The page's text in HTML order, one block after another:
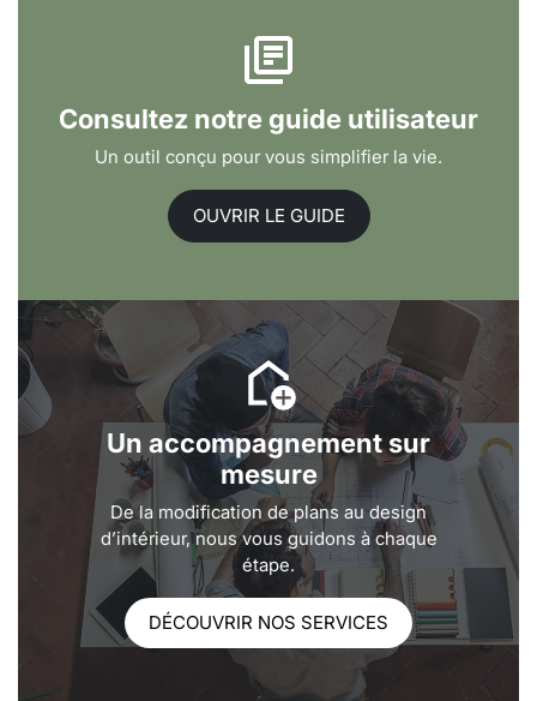
Consultez notre guide utilisateur
Un outil conçu pour vous simplifier la vie.
OUVRIR LE GUIDE
Un accompagnement sur
mesure
De la modification de plans au design
d’intérieur, nous vous guidons à chaque
étape.
DÉCOUVRIR NOS SERVICES